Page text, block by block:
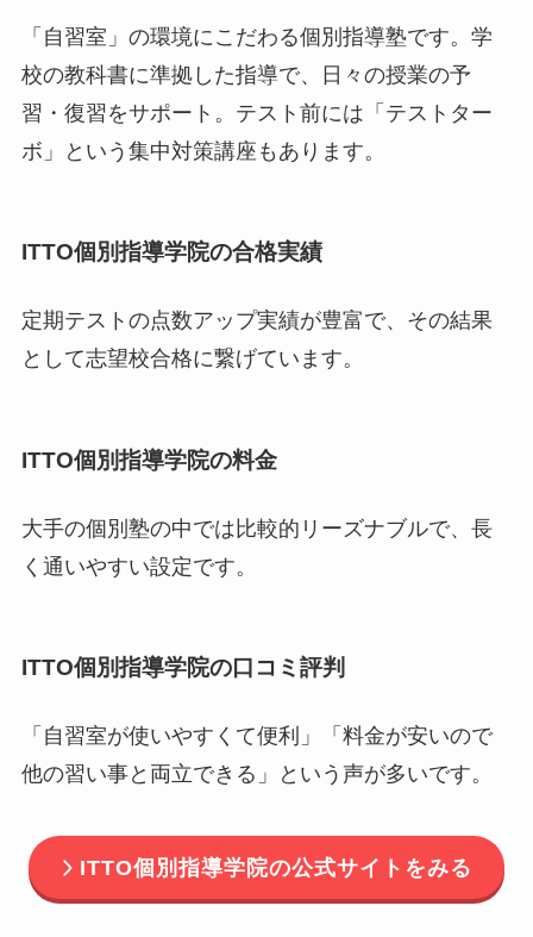
「自習室」の環境にこだわる個別指導塾です。学
校の教科書に準拠した指導で、日々の授業の予
習・復習をサポート。テスト前には「テストター
ボ」という集中対策講座もあります。
ITTO個別指導学院の合格実績
定期テストの点数アップ実績が豊富で、その結果
として志望校合格に繋げています。
ITTO個別指導学院の料金
大手の個別塾の中では比較的リーズナブルで、長
く通いやすい設定です。
ITTO個別指導学院の口コミ評判
「自習室が使いやすくて便利」「料金が安いので
他の習い事と両立できる」という声が多いです。
ITTO個別指導学院の公式サイトをみる